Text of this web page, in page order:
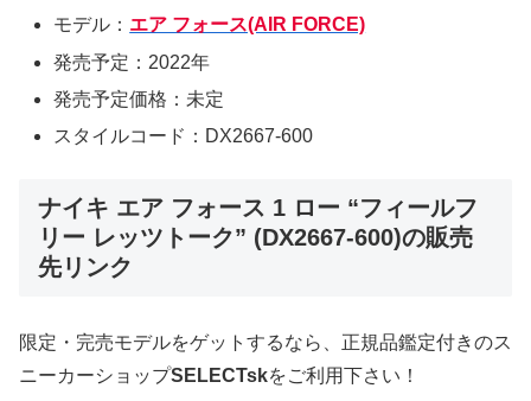
モデル： エア フォース(AIR FORCE)
発売予定：2022年
発売予定価格：未定
スタイルコード：DX2667-600
ナイキ エア フォース 1 ロー “フィールフ
リー レッツトーク” (DX2667-600)の販売
先リンク
限定・完売モデルをゲットするなら、正規品鑑定付きのス
ニーカーショップSELECTskをご利用下さい！